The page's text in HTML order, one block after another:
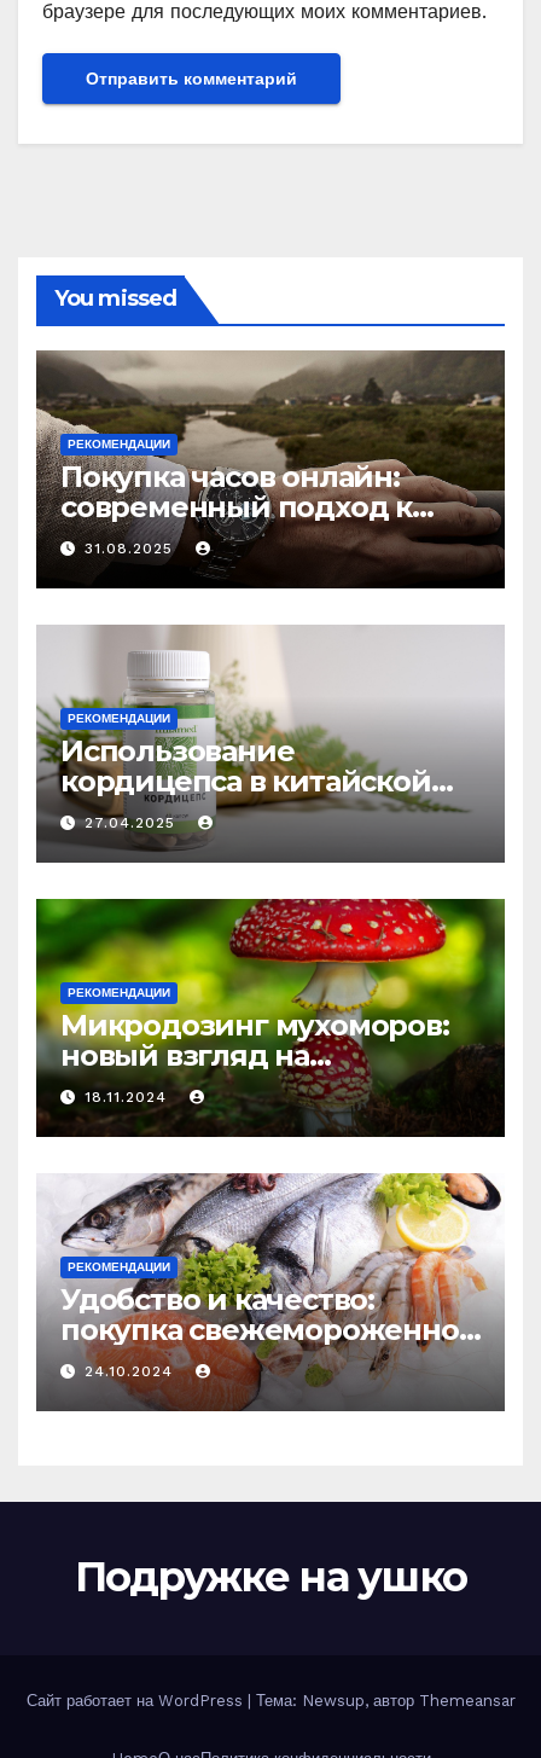
браузере для последующих моих комментариев.
You missed
РЕКОМЕНДАЦИИ
Покупка часов онлайн:
современный подход к
выбору аксессуаров
31.08.2025
РЕКОМЕНДАЦИИ
Использование
кордицепса в китайской
медицине: природное
средство против усталости
и истощения
27.04.2025
РЕКОМЕНДАЦИИ
Микродозинг мухоморов:
новый взгляд на
психоделику
18.11.2024
РЕКОМЕНДАЦИИ
Удобство и качество:
покупка свежемороженной
рыбы онлайн
24.10.2024
Подружке на ушко
Сайт работает на WordPress Тема: Newsup, автор Themeansar